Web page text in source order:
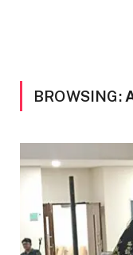
BROWSING: